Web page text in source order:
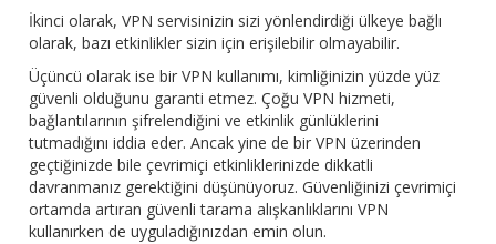
İkinci olarak, VPN servisinizin sizi yönlendirdiği ülkeye bağlı
olarak, bazı etkinlikler sizin için erişilebilir olmayabilir.
Üçüncü olarak ise bir VPN kullanımı, kimliğinizin yüzde yüz
güvenli olduğunu garanti etmez. Çoğu VPN hizmeti,
bağlantılarının şifrelendiğini ve etkinlik günlüklerini
tutmadığını iddia eder. Ancak yine de bir VPN üzerinden
geçtiğinizde bile çevrimiçi etkinliklerinizde dikkatli
davranmanız gerektiğini düşünüyoruz. Güvenliğinizi çevrimiçi
ortamda artıran güvenli tarama alışkanlıklarını VPN
kullanırken de uyguladığınızdan emin olun.